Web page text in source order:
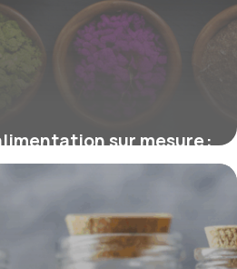
sur mesure :
personnalise le
global